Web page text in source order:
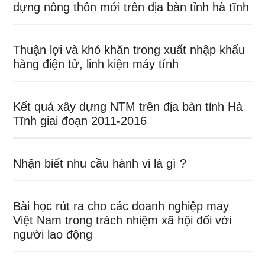
dựng nông thôn mới trên địa bàn tỉnh hà tĩnh
Thuận lợi và khó khăn trong xuất nhập khẩu
hàng điện tử, linh kiện máy tính
Kết quả xây dựng NTM trên địa bàn tỉnh Hà
Tĩnh giai đoạn 2011-2016
Nhận biết nhu cầu hành vi là gì ?
Bài học rút ra cho các doanh nghiệp may
Việt Nam trong trách nhiệm xã hội đối với
người lao động